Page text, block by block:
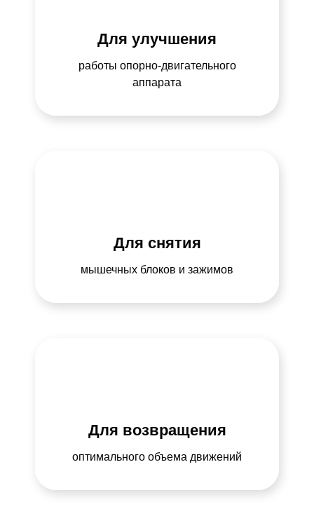
Для улучшения
работы опорно-двигательного
аппарата
Для снятия
мышечных блоков и зажимов
Для возвращения
оптимального объема движений